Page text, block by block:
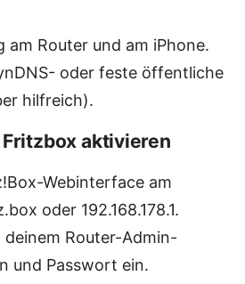
am Router und am iPhone.
oder feste öffentliche
hilfreich).
aktivieren
Webinterface am
oder 192.168.178.1.
Router-Admin-
und Passwort ein.